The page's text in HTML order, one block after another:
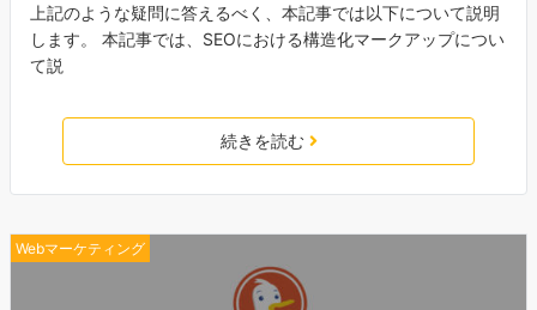
上記のような疑問に答えるべく、本記事では以下について説明
します。 本記事では、SEOにおける構造化マークアップについ
て説
続きを読む
Webマーケティング